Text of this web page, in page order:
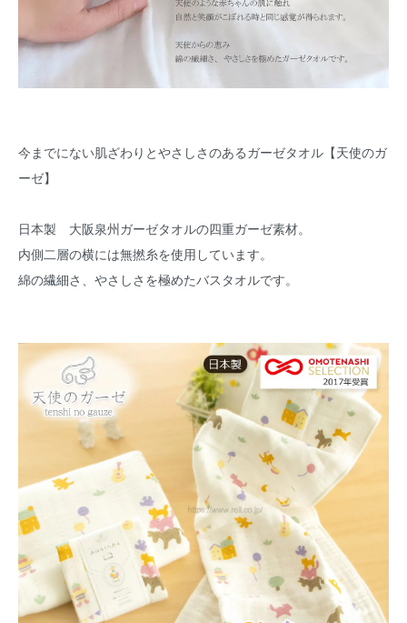
今までにない肌ざわりとやさしさのあるガーゼタオル【天使のガ
ーゼ】
日本製 大阪泉州ガーゼタオルの四重ガーゼ素材。
内側二層の横には無撚糸を使用しています。
綿の繊細さ、やさしさを極めたバスタオルです。